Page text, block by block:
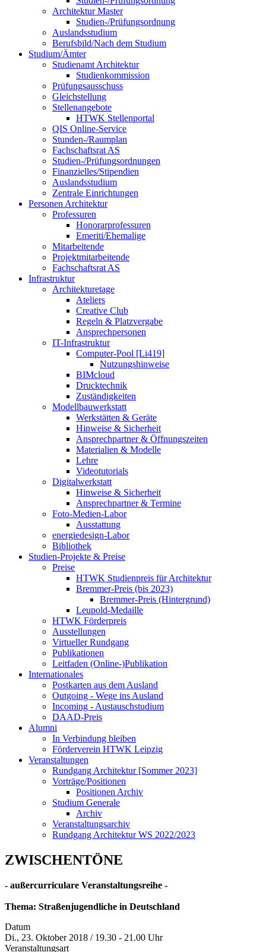
Architektur Master
Studien-/Prüfungsordnung
Auslandsstudium
Berufsbild/Nach dem Studium
Studium/Ämter
Studienamt Architektur
Studienkommission
Prüfungsausschuss
Gleichstellung
Stellenangebote
HTWK Stellenportal
QIS Online-Service
Stunden-/Raumplan
Fachschaftsrat AS
Studien-/Prüfungsordnungen
Finanzielles/Stipendien
Auslandsstudium
Zentrale Einrichtungen
Personen Architektur
Professuren
Honorarprofessuren
Emeriti/Ehemalige
Mitarbeitende
Projektmitarbeitende
Fachschaftsrat AS
Infrastruktur
Architekturetage
Ateliers
Creative Club
Regeln & Platzvergabe
Ansprechpersonen
IT-Infrastruktur
Computer-Pool [Li419]
Nutzungshinweise
BIMcloud
Drucktechnik
Zuständigkeiten
Modellbauwerkstatt
Werkstätten & Geräte
Hinweise & Sicherheit
Ansprechpartner & Öffnungszeiten
Materialien & Modelle
Lehre
Videotutorials
Digitalwerkstatt
Hinweise & Sicherheit
Ansprechpartner & Termine
Foto-Medien-Labor
Ausstattung
energiedesign-Labor
Bibliothek
Studien-Projekte & Preise
Preise
HTWK Studienpreis für Architektur
Bremmer-Preis (bis 2023)
Bremmer-Preis (Hintergrund)
Leupold-Medaille
HTWK Förderpreis
Ausstellungen
Virtueller Rundgang
Publikationen
Leitfaden (Online-)Publikation
Internationales
Postkarten aus dem Ausland
Outgoing - Wege ins Ausland
Incoming - Austauschstudium
DAAD-Preis
Alumni
In Verbindung bleiben
Förderverein HTWK Leipzig
Veranstaltungen
Rundgang Architektur [Sommer 2023]
Vorträge/Positionen
Positionen Archiv
Studium Generale
Archiv
Veranstaltungsarchiv
Rundgang Architektur WS 2022/2023
ZWISCHENTÖNE
- außercurriculare Veranstaltungsreihe -
Thema: Straßenjugendliche in Deutschland
Datum
Di., 23. Oktober 2018 / 19.30 - 21.00 Uhr
Veranstaltungsart